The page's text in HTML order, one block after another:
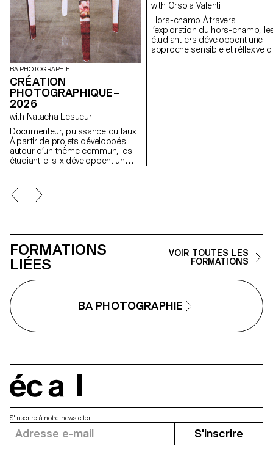
BA PHOTOGRAPHIE
CRÉATION
PHOTOGRAPHIQUE–
2026
with Natacha Lesueur
Documenteur, puissance du faux
À partir de projets développés
autour d’un thème commun, les
étudiant-e-s-x développent un
semblant. Iels construisent un
projet qui joue avec les limites de
with Orsola Valenti
Hors-champ À travers
l’exploration du hors-champ,
étudiant·e·s développent une
approche sensible et réflexive
FORMATIONS
LIÉES
VOIR TOUTES LES
FORMATIONS
BA PHOTOGRAPHIE
S'inscrire à notre newsletter
S'inscrire